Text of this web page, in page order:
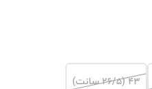
۴۳ (۲۶/۵ سانت)